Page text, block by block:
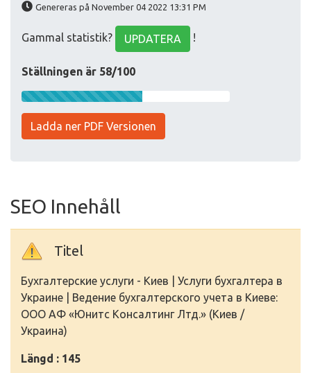
Genereras på November 04 2022 13:31 PM
Gammal statistik? UPDATERA !
Ställningen är 58/100
Ladda ner PDF Versionen
SEO Innehåll
Titel
Бухгалтерские услуги - Киев | Услуги бухгалтера в
Украине | Ведение бухгалтерского учета в Киеве:
ООО АФ «Юнитс Консалтинг Лтд.» (Киев /
Украина)
Längd : 145